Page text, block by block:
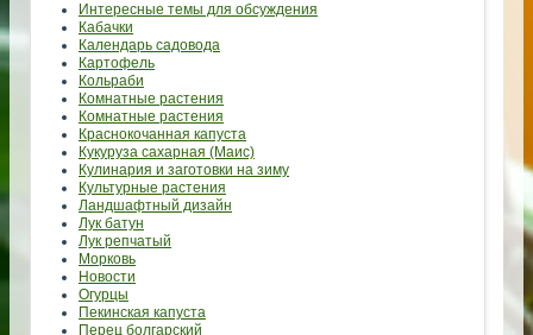
Интересные темы для обсуждения
Кабачки
Календарь садовода
Картофель
Кольраби
Комнатные растения
Комнатные растения
Краснокочанная капуста
Кукуруза сахарная (Маис)
Кулинария и заготовки на зиму
Культурные растения
Ландшафтный дизайн
Лук батун
Лук репчатый
Морковь
Новости
Огурцы
Пекинская капуста
Перец болгарский